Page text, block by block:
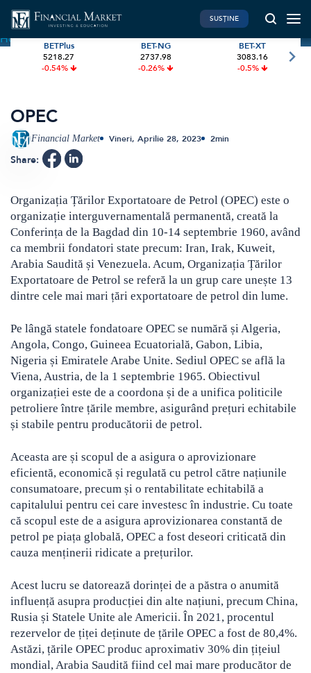
Home»Terms»OPEC
PIATA DE CAPITAL
International
BVB Recap
Acțiunea Zilei
Brokeri
BROKERI
FINANTE PERSONALE
Start-Up
FINTECH
Artificial Intelligence
Crypto
Digital payments
TERMENUL ZILEI
GREEN FINANCE
ESG Investments
Sustainability
SUSȚINE
BETPlus
5218.27
-0.54%
BET-NG
2737.98
-0.26%
BET-XT
3083.16
-0.5%
OPEC
Financial Market Vineri, Aprilie 28, 2023 2min
Share:
Organizația Țărilor Exportatoare de Petrol (OPEC) este o
organizație interguvernamentală permanentă, creată la
Conferința de la Bagdad din 10-14 septembrie 1960, având
ca membrii fondatori state precum: Iran, Irak, Kuweit,
Arabia Saudită și Venezuela. Acum, Organizația Țărilor
Exportatoare de Petrol se referă la un grup care unește 13
dintre cele mai mari țări exportatoare de petrol din lume.
Pe lângă statele fondatoare OPEC se numără și Algeria,
Angola, Congo, Guineea Ecuatorială, Gabon, Libia,
Nigeria și Emiratele Arabe Unite. Sediul OPEC se află la
Viena, Austria, de la 1 septembrie 1965. Obiectivul
organizației este de a coordona și de a unifica politicile
petroliere între țările membre, asigurând prețuri echitabile
și stabile pentru producătorii de petrol.
Aceasta are și scopul de a asigura o aprovizionare
eficientă, economică și regulată cu petrol către națiunile
consumatoare, precum și o rentabilitate echitabilă a
capitalului pentru cei care investesc în industrie. Cu toate
că scopul este de a asigura aprovizionarea constantă de
petrol pe piața globală, OPEC a fost deseori criticată din
cauza menținerii ridicate a prețurilor.
Acest lucru se datorează dorinței de a păstra o anumită
influență asupra producției din alte națiuni, precum China,
Rusia și Statele Unite ale Americii. În 2021, procentul
rezervelor de țiței deținute de țările OPEC a fost de 80,4%.
Astăzi, țările OPEC produc aproximativ 30% din țițeiul
mondial, Arabia Saudită fiind cel mai mare producător de